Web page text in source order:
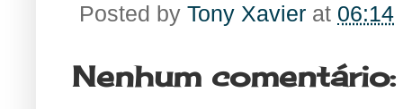
Posted by Tony Xavier at 06:14
Nenhum comentário: